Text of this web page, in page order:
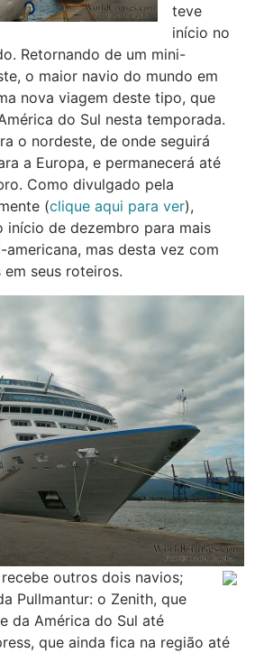
teve
início no
Retornando de um mini-
o maior navio do mundo em
nova viagem deste tipo, que
do Sul nesta temporada.
o nordeste, de onde seguirá
a Europa, e permanecerá até
Como divulgado pela
(clique aqui para ver),
início de dezembro para mais
americana, mas desta vez com
seus roteiros.
outros dois navios;
Pullmantur: o Zenith, que
da América do Sul até
que ainda fica na região até